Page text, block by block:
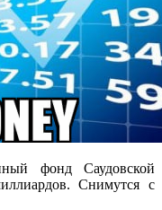
фонд Саудовской
Снимутся с